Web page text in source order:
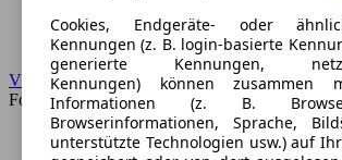
VW
Forum
Cookies, Endgeräte- oder
Kennungen (z. B. login-basierte
generierte Kennungen,
Kennungen) können zusammen
Informationen (z. B.
Browserinformationen, Sprache,
unterstützte Technologien usw.) auf